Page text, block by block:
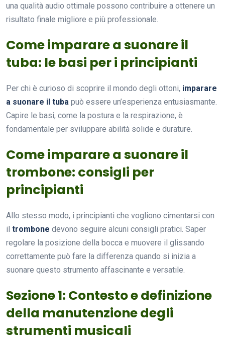
una qualità audio ottimale possono contribuire a ottenere un
risultato finale migliore e più professionale.
Come imparare a suonare il
tuba: le basi per i principianti
Per chi è curioso di scoprire il mondo degli ottoni, imparare
a suonare il tuba può essere un’esperienza entusiasmante.
Capire le basi, come la postura e la respirazione, è
fondamentale per sviluppare abilità solide e durature.
Come imparare a suonare il
trombone: consigli per
principianti
Allo stesso modo, i principianti che vogliono cimentarsi con
il trombone devono seguire alcuni consigli pratici. Saper
regolare la posizione della bocca e muovere il glissando
correttamente può fare la differenza quando si inizia a
suonare questo strumento affascinante e versatile.
Sezione 1: Contesto e definizione
della manutenzione degli
strumenti musicali